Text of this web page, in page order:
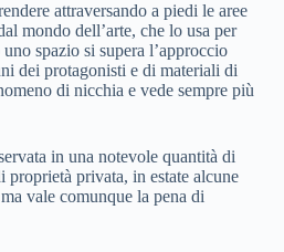
attraversando a piedi le aree
mondo dell’arte, che lo usa per
spazio si supera l’approccio
dei protagonisti e di materiali di
di nicchia e vede sempre più
in una notevole quantità di
privata, in estate alcune
vale comunque la pena di